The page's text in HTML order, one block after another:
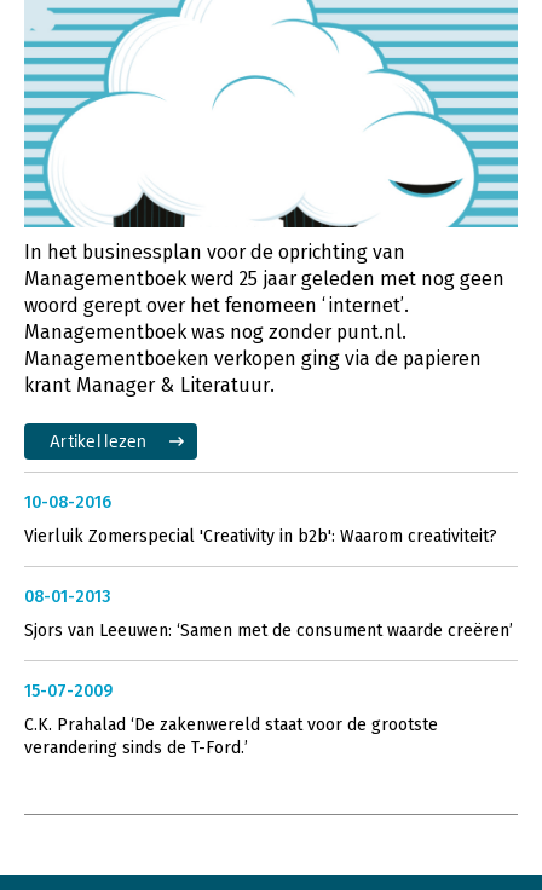
In het businessplan voor de oprichting van
Managementboek werd 25 jaar geleden met nog geen
woord gerept over het fenomeen ‘internet’.
Managementboek was nog zonder punt.nl.
Managementboeken verkopen ging via de papieren
krant Manager & Literatuur.
Artikel lezen
10-08-2016
Vierluik Zomerspecial 'Creativity in b2b': Waarom creativiteit?
08-01-2013
Sjors van Leeuwen: ‘Samen met de consument waarde creëren’
15-07-2009
C.K. Prahalad ‘De zakenwereld staat voor de grootste
verandering sinds de T-Ford.’